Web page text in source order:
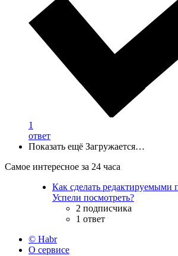
1
ответ
Показать ещё Загружается…
Самое интересное за 24 часа
Как сделать редактируемыми
Успели посмотреть?
2 подписчика
1 ответ
© Habr
О сервисе